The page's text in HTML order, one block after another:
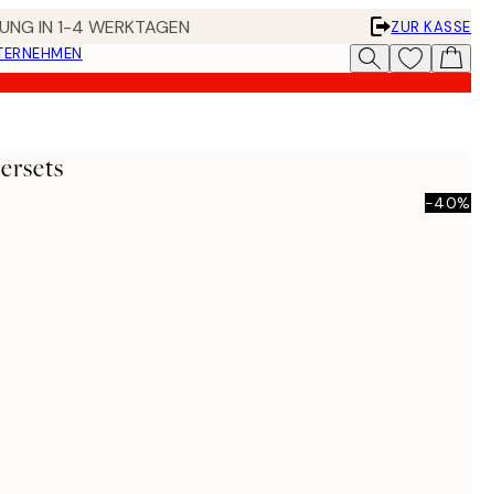
IN 1-4 WERKTAGEN
ZUR KASSE
-40%